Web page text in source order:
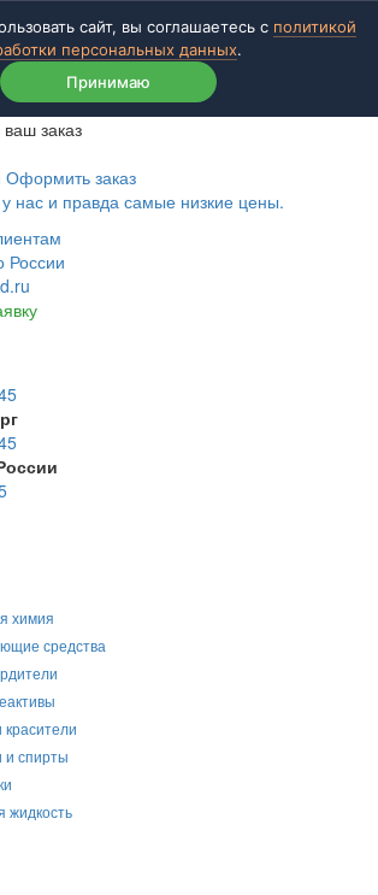
сайт, вы соглашаетесь с политикой
персональных данных.
Принимаю
заказ
Оформить заказ
нас и правда самые низкие цены.
России
химия
средства
и спирты